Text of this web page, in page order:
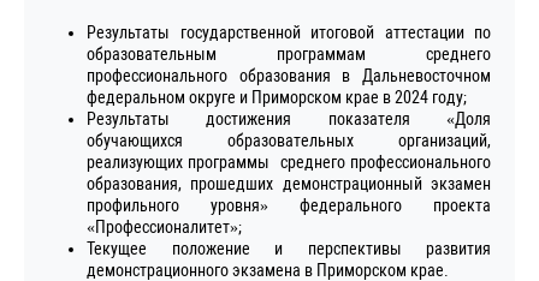
Результаты государственной итоговой аттестации по
образовательным программам среднего
профессионального образования в Дальневосточном
федеральном округе и Приморском крае в 2024 году;
Результаты достижения показателя «Доля
обучающихся образовательных организаций,
реализующих программы среднего профессионального
образования, прошедших демонстрационный экзамен
профильного уровня» федерального проекта
«Профессионалитет»;
Текущее положение и перспективы развития
демонстрационного экзамена в Приморском крае.